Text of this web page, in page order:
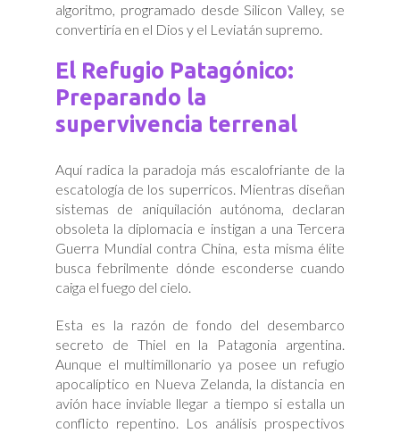
algoritmo, programado desde Silicon Valley, se
convertiría en el Dios y el Leviatán supremo.
El Refugio Patagónico:
Preparando la
supervivencia terrenal
Aquí radica la paradoja más escalofriante de la
escatología de los superricos. Mientras diseñan
sistemas de aniquilación autónoma, declaran
obsoleta la diplomacia e instigan a una Tercera
Guerra Mundial contra China, esta misma élite
busca febrilmente dónde esconderse cuando
caiga el fuego del cielo.
Esta es la razón de fondo del desembarco
secreto de Thiel en la Patagonia argentina.
Aunque el multimillonario ya posee un refugio
apocalíptico en Nueva Zelanda, la distancia en
avión hace inviable llegar a tiempo si estalla un
conflicto repentino. Los análisis prospectivos